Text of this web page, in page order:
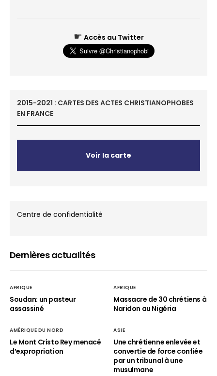
☛ Accès au Twitter
2015-2021 : CARTES DES ACTES CHRISTIANOPHOBES
EN FRANCE
Voir la carte
Centre de confidentialité
Dernières actualités
AFRIQUE
Soudan: un pasteur
assassiné
AFRIQUE
Massacre de 30 chrétiens à
Naridon au Nigéria
AMÉRIQUE DU NORD
Le Mont Cristo Rey menacé
d’expropriation
ASIE
Une chrétienne enlevée et
convertie de force confiée
par un tribunal à une
musulmane